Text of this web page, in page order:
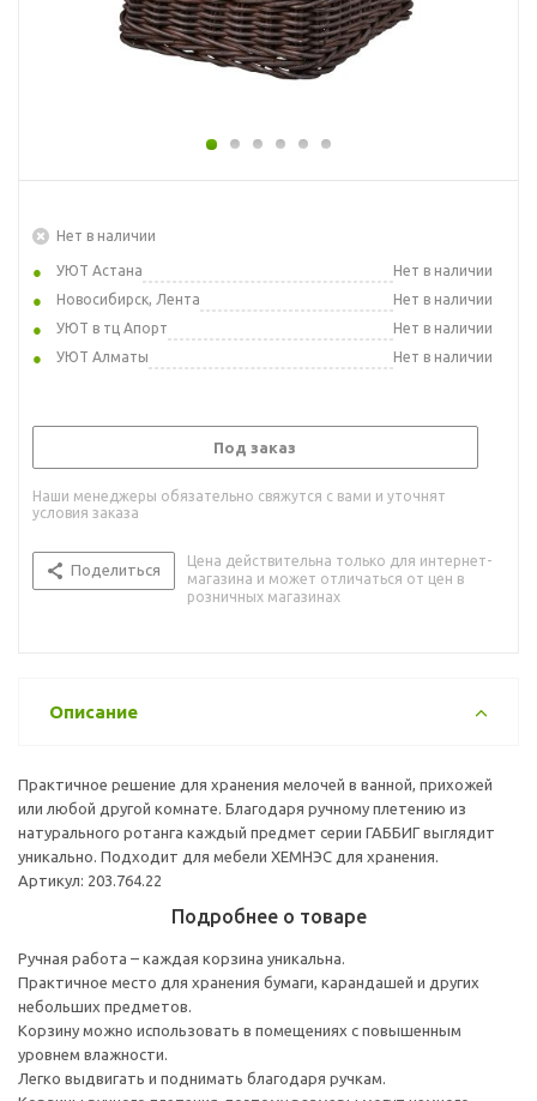
Нет в наличии
УЮТ Астана
Нет в наличии
Новосибирск, Лента
Нет в наличии
УЮТ в тц Апорт
Нет в наличии
УЮТ Алматы
Нет в наличии
Под заказ
Наши менеджеры обязательно свяжутся с вами и уточнят
условия заказа
Поделиться
Цена действительна только для интернет-
магазина и может отличаться от цен в
розничных магазинах
Описание
Практичное решение для хранения мелочей в ванной, прихожей
или любой другой комнате. Благодаря ручному плетению из
натурального ротанга каждый предмет серии ГАББИГ выглядит
уникально. Подходит для мебели ХЕМНЭС для хранения.
Артикул: 203.764.22
Подробнее о товаре
Ручная работа – каждая корзина уникальна.
Практичное место для хранения бумаги, карандашей и других
небольших предметов.
Корзину можно использовать в помещениях с повышенным
уровнем влажности.
Легко выдвигать и поднимать благодаря ручкам.